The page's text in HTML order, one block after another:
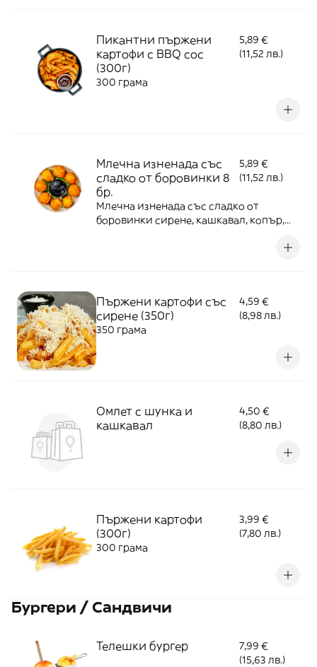
Пикантни пържени
картофи с BBQ сос
(300г)
5,89 €
(11,52 лв.)
300 грама
Млечна изненада със
сладко от боровинки 8
бр.
5,89 €
(11,52 лв.)
Млечна изненада със сладко от
боровинки сирене, кашкавал, копър,
Пържени картофи със
сирене (350г)
4,59 €
(8,98 лв.)
350 грама
Омлет с шунка и
кашкавал
4,50 €
(8,80 лв.)
Пържени картофи
(300г)
3,99 €
(7,80 лв.)
300 грама
Бургери / Сандвичи
Телешки бургер
7,99 €
(15,63 лв.)